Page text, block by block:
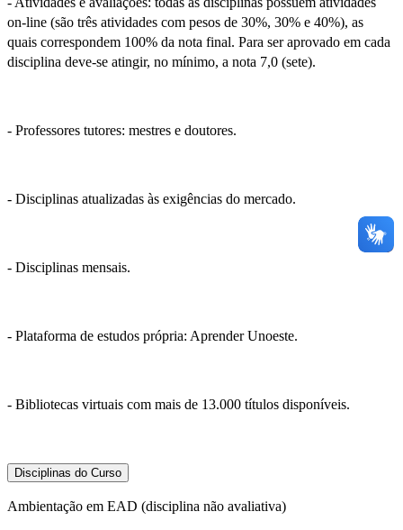
on-line (são três atividades com pesos de 30%, 30% e 40%), as
quais correspondem 100% da nota final. Para ser aprovado em cada
disciplina deve-se atingir, no mínimo, a nota 7,0 (sete).
- Professores tutores: mestres e doutores.
- Disciplinas atualizadas às exigências do mercado.
- Disciplinas mensais.
- Plataforma de estudos própria: Aprender Unoeste.
- Bibliotecas virtuais com mais de 13.000 títulos disponíveis.
Disciplinas do Curso
Ambientação em EAD (disciplina não avaliativa)